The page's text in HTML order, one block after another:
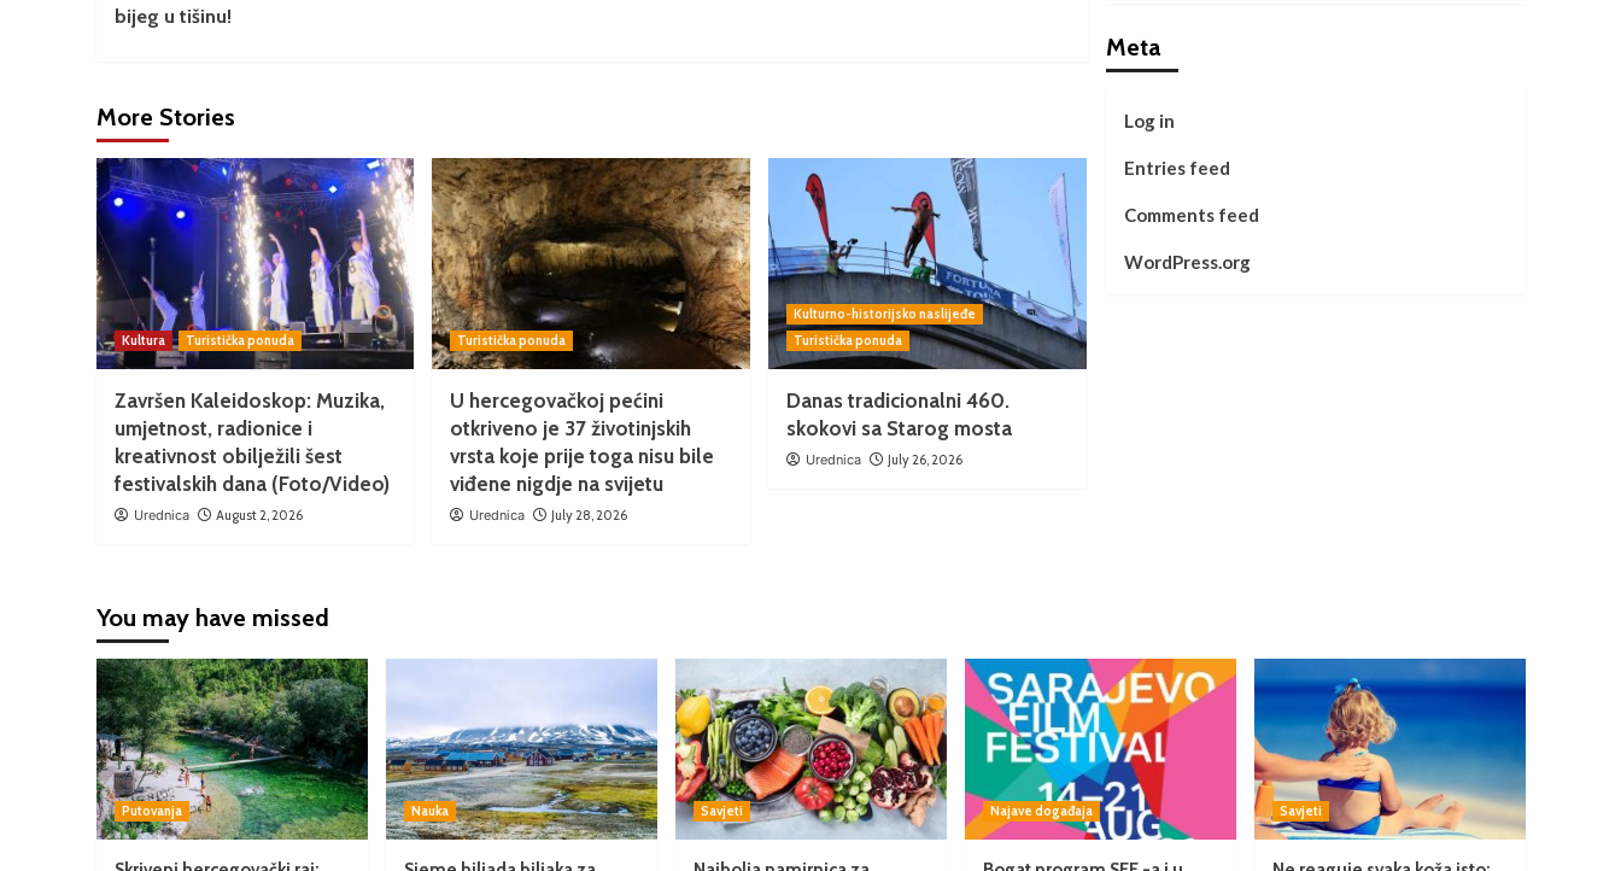
bijeg u tišinu!
More Stories
Kultura Turistička ponuda
Završen Kaleidoskop: Muzika,
umjetnost, radionice i
kreativnost obilježili šest
festivalskih dana (Foto/Video)
Urednica August 2, 2026
Turistička ponuda
U hercegovačkoj pećini
otkriveno je 37 životinjskih
vrsta koje prije toga nisu bile
viđene nigdje na svijetu
Urednica July 28, 2026
Kulturno-historijsko naslijeđe
Turistička ponuda
Danas tradicionalni 460.
skokovi sa Starog mosta
Urednica July 26, 2026
Meta
Log in
Entries feed
Comments feed
WordPress.org
You may have missed
Putovanja Nauka Savjeti Najave događaja Savjeti